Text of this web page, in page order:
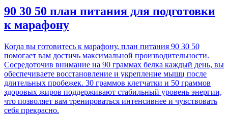
90 30 50 план питания для подготовки
к марафону
Когда вы готовитесь к марафону, план питания 90 30 50
помогает вам достичь максимальной производительности.
Сосредоточив внимание на 90 граммах белка каждый день, вы
обеспечиваете восстановление и укрепление мышц после
длительных пробежек. 30 граммов клетчатки и 50 граммов
здоровых жиров поддерживают стабильный уровень энергии,
что позволяет вам тренироваться интенсивнее и чувствовать
себя прекрасно.